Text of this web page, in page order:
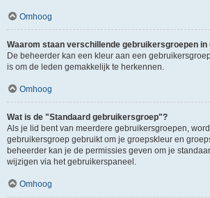
Omhoog
Waarom staan verschillende gebruikersgroepen in
De beheerder kan een kleur aan een
is om de leden gemakkelijk te herkennen.
Omhoog
Wat is de "Standaard gebruikersgroep"?
Als je lid bent van meerdere gebruikersgroepen,
gebruikersgroep gebruikt om je groepskleur en
beheerder kan je de permissies geven om je
wijzigen via het gebruikerspaneel.
Omhoog